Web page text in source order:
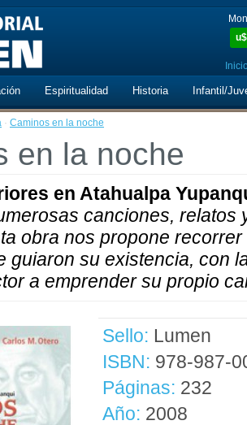
u$
Espiritualidad Historia Infantil/
· Caminos en la noche
en la noche
en Atahualpa
canciones, relatos
obra nos propone
guiaron su existencia, con
a emprender su propio
Sello: Lumen
ISBN: 978-987-
Páginas: 232
Año: 2008